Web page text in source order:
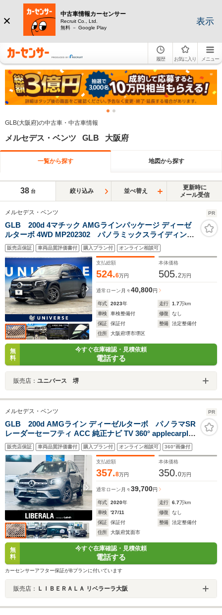
中古車情報カーセンサー
Recruit Co., Ltd.
無料 － Google Play
表示
履歴 お気に入り メニュー
GLB(大阪府)の中古車・中古車情報
メルセデス・ベンツ GLB 大阪府
一覧から探す 地図から探す
38 台 絞り込み 並べ替え
更新時に
メール受信
メルセデス・ベンツ PR
GLB 200d 4マチック AMGラインパッケージ ディーゼ
ルターボ 4WD MP202302 パノラミックスライディング
ルーフ 全周囲カメラ ハーフレザーシート 前席パワ
ーシート 前席シートヒーター パワーバックドア 純
正19インチAW アダプティブハイビームアシストプラ
ス プライバシーガラス
販売店保証 車両品質評価書付 購入プラン付 オンライン相談可
支払総額
524.6万円
本体価格
505.2万円
通常ローン 月々40,800円
年式 2023年 走行 1.7万km
車検
車検整備付 修復
なし
保証
保証付 整備
法定整備付
住所
大阪府堺市堺区
無
料
今すぐ在庫確認・見積依頼
電話する
販売店： ユニバース 堺
メルセデス・ベンツ PR
GLB 200d AMGライン ディーゼルターボ パノラマSR
レーダーセーフティ ACC 純正ナビ TV 360° applecarplay
純正19インチAW LED アンビエントライト 電動リアゲー
ト ワイヤレス充電 ハーフ革 メモリ付きパワーシート シ
ートヒーター スマートキー
販売店保証 車両品質評価書付 購入プラン付 オンライン相談可 360°画像付
支払総額
357.8万円
本体価格
350.0万円
通常ローン 月々39,700円
年式 2020年 走行 6.7万km
車検
'27/11 修復
なし
保証
保証付 整備
法定整備付
住所
大阪府箕面市
無
料
今すぐ在庫確認・見積依頼
電話する
カーセンサーアフター保証がBプランに付いています
販売店： ＬＩＢＥＲＡＬＡ リベラーラ大阪